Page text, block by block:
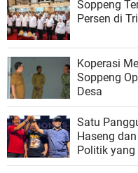
Soppeng
Persen di
Koperasi
Soppeng
Desa
Satu
Haseng
Politik yang